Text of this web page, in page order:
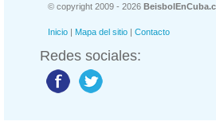
© copyright 2009 - 2026
Inicio | Mapa del sitio | Contacto
Redes sociales: